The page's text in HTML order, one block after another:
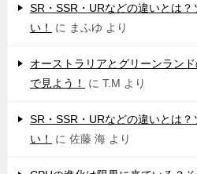
SR・SSR・URなどの違いとは
い！
に まふゆ より
オーストラリアとグリーンラン
で見よう！
に T.M より
SR・SSR・URなどの違いとは
い！
に 佐藤 海 より